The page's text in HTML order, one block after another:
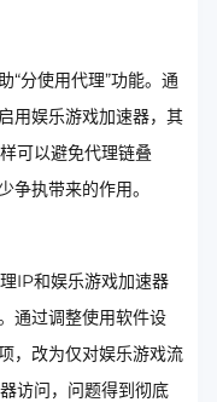
“分使用代理”功能。通
用娱乐游戏加速器，其
可以避免代理链叠
争执带来的作用。
IP和娱乐游戏加速器
通过调整使用软件设
，改为仅对娱乐游戏流
访问，问题得到彻底